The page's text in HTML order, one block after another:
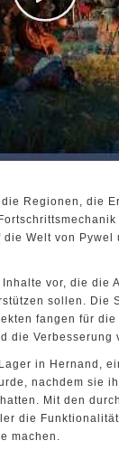
Regionen, die
Welt von Pywel
vor, die die
sollen. Die
fangen für
die Verbesserung
in Hernand,
nachdem sie
Mit den
die
machen.